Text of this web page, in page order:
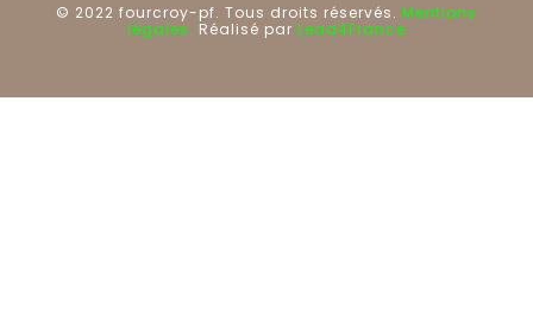
© 2022 fourcroy-pf. Tous droits réservés. Mentions
légales. Réalisé par Lead4France